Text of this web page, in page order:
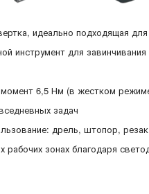
идеально подходящая
инструмент для
6,5 Нм (в жестком
задач
дрель, штопор,
зонах благодаря